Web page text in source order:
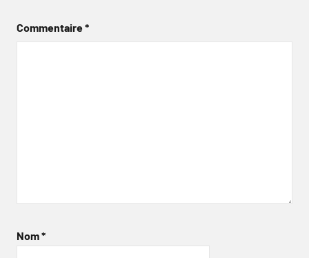
Commentaire*
Nom*